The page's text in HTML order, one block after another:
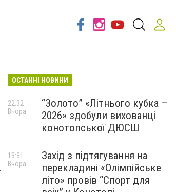
ОСТАННІ НОВИНИ
“Золото” «Літнього кубка –
2026» здобули вихованці
конотопської ДЮСШ
22:32
Вчора
Захід з підтягування на
перекладині «Олімпійське
літо» провів “Спорт для
13:31
Вчора